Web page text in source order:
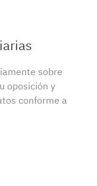
sobre
oposición y
conforme a